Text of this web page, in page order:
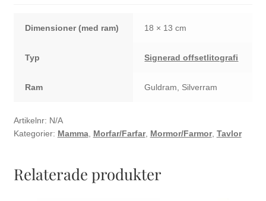
mängd
Dimensioner 18 × 13 cm
Typ Signerad offsetlitografi
Ram Guldram, Silverram
Artikelnr: N/A
Kategorier: Mamma, Morfar/Farfar, Mormor/Farmor, Tavlor
Relaterade produkter